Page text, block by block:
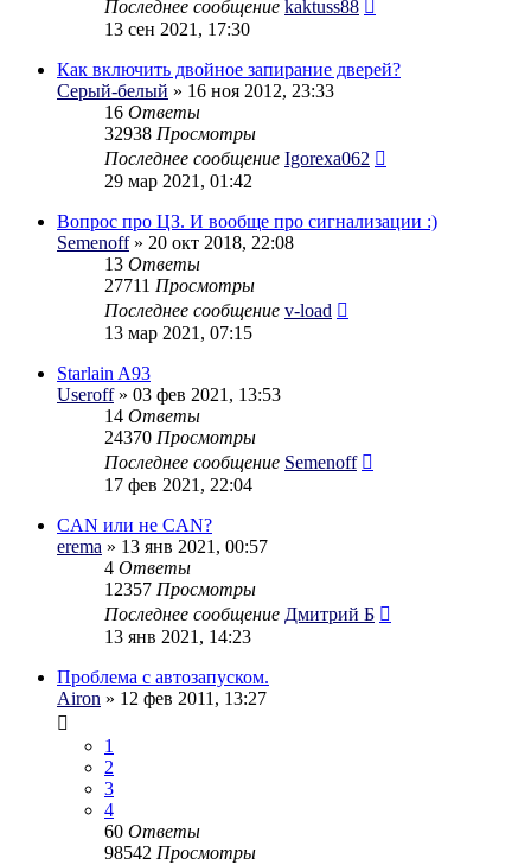
Последнее сообщение kaktuss88
13 сен 2021, 17:30
Как включить двойное запирание дверей?
Серый-белый » 16 ноя 2012, 23:33
16 Ответы
32938 Просмотры
Последнее сообщение Igorexa062
29 мар 2021, 01:42
Вопрос про ЦЗ. И вообще про сигнализации :)
Semenoff» 20 окт 2018, 22:08
13 Ответы
27711 Просмотры
Последнее сообщение v-load
13 мар 2021, 07:15
Starlain A93
Useroff» 03 фев 2021, 13:53
14 Ответы
24370 Просмотры
Последнее сообщение Semenoff
17 фев 2021, 22:04
CAN или не CAN?
erema » 13 янв 2021, 00:57
4 Ответы
12357 Просмотры
Последнее сообщение Дмитрий Б
13 янв 2021, 14:23
Проблема с автозапуском.
Airon » 12 фев 2011, 13:27
1
2
3
4
60 Ответы
98542 Просмотры